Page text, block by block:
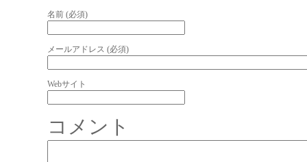
名前 (必須)
メールアドレス (必須)
Webサイト
コメント